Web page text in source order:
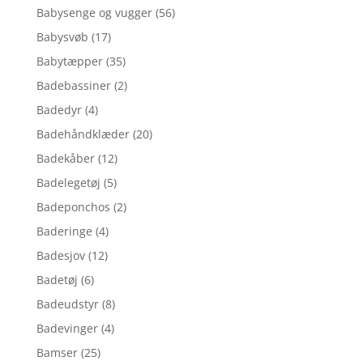
Babysenge og vugger (56)
Babysvøb (17)
Babytæpper (35)
Badebassiner (2)
Badedyr (4)
Badehåndklæder (20)
Badekåber (12)
Badelegetøj (5)
Badeponchos (2)
Baderinge (4)
Badesjov (12)
Badetøj (6)
Badeudstyr (8)
Badevinger (4)
Bamser (25)